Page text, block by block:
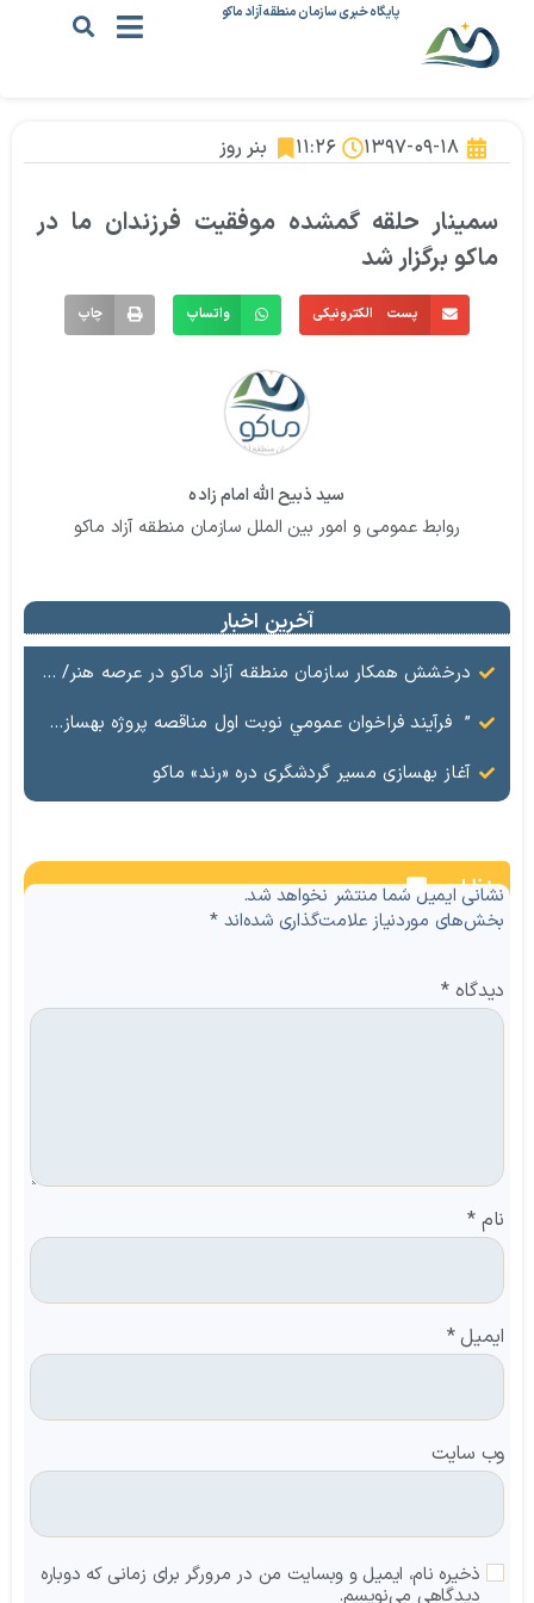
پایگاه خبری سازمان منطقه آزاد ماکو
۱۳۹۷-۰۹-۱۸ ۱۱:۲۶ بنر روز
سمینار حلقه گمشده موفقیت فرزندان ما در
ماکو برگزار شد
پست الکترونیکی واتساپ چاپ
سید ذبیح الله امام زاده
روابط عمومی و امور بین الملل سازمان منطقه آزاد ماکو
آخرین اخبار
درخشش همکار سازمان منطقه آزاد ماکو در عرصه هنر/ مستند تاریخی «زری خانم» به کارگردانی احد عبادی رونمایی شد
” فرآيند فراخوان عمومي نوبت اول مناقصه پروژه بهسازي و آسفالت راه و پاركينگ مجموعه آب درماني شهرستان شوط منطقه آزاد ماكو “
آغاز بهسازی مسیر گردشگری دره «رند» ماکو
نظرات
نشانی ایمیل شما منتشر نخواهد شد.
بخش‌های موردنیاز علامت‌گذاری شده‌اند*
دیدگاه*
نام *
ایمیل*
وب‌ سایت
ذخیره نام، ایمیل و وبسایت من در مرورگر برای زمانی که دوباره
دیدگاهی می‌نویسم.